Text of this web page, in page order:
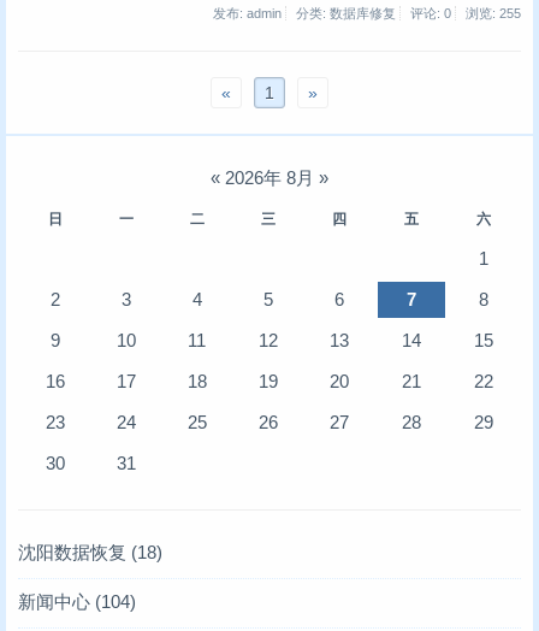
发布: admin 分类: 数据库修复 评论: 0 浏览: 255
« 1 »
« 2026年 8月 »
日 一 二 三 四 五 六
1
2
3 4 5 6 7
8
9
10 11 12 13 14
15
16
17 18 19 20 21
22
23
24 25 26 27 28
29
30
31
沈阳数据恢复 (18)
新闻中心 (104)